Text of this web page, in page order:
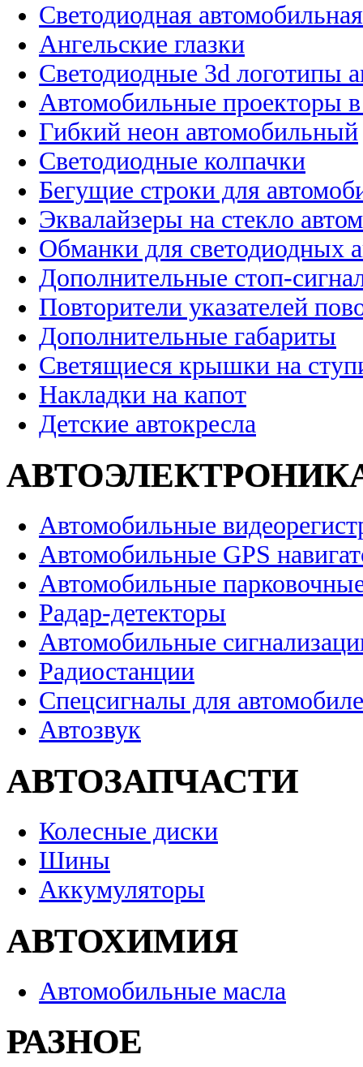
Светодиодная
Ангельские глазки
Светодиодные 3d логотипы
Автомобильные проекторы
Гибкий неон автомобильный
Светодиодные колпачки
Бегущие строки для
Эквалайзеры на стекло
Обманки для светодиодных
Дополнительные стоп-
Повторители указателей
Дополнительные габариты
Светящиеся крышки на
Накладки на капот
Детские автокресла
Автомобильные
Автомобильные GPS
Автомобильные
Радар-детекторы
Автомобильные
Радиостанции
Спецсигналы для
Автозвук
АВТОЗАПЧАСТИ
Колесные диски
Шины
Аккумуляторы
АВТОХИМИЯ
Автомобильные масла
РАЗНОЕ